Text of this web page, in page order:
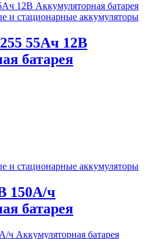
и стационарные аккумуляторы
55Ач 12В
батарея
и стационарные аккумуляторы
150А/ч
батарея